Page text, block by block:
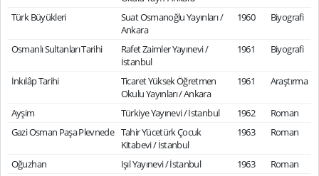
Türk Büyükleri
Suat Osmanoğlu Yayınları /
Ankara
1960 Biyografi
Osmanlı Sultanları Tarihi
Rafet Zaimler Yayınevi /
İstanbul
1961 Biyografi
İnkılâp Tarihi
Ticaret Yüksek Öğretmen
Okulu Yayınları / Ankara
1961 Araştırma
Ayşim Türkiye Yayınevi / İstanbul 1962
Roman
Gazi Osman Paşa Plevnede Tahir Yücetürk Çocuk
Kitabevi / İstanbul
1963 Roman
Oğuzhan Işıl Yayınevi / İstanbul 1963
Roman